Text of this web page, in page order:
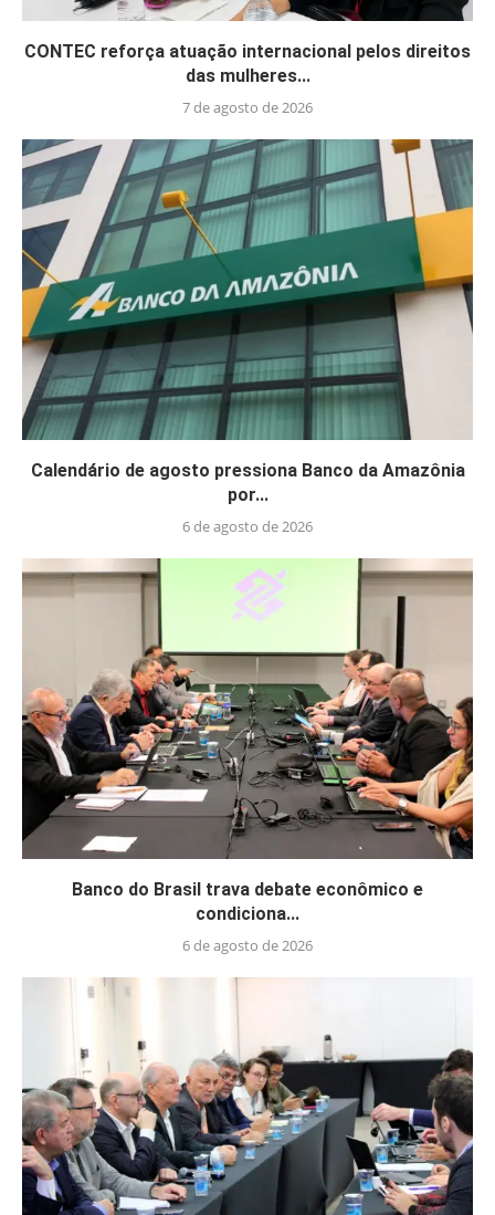
CONTEC reforça atuação internacional pelos direitos
das mulheres...
7 de agosto de 2026
Calendário de agosto pressiona Banco da Amazônia
por...
6 de agosto de 2026
Banco do Brasil trava debate econômico e
condiciona...
6 de agosto de 2026